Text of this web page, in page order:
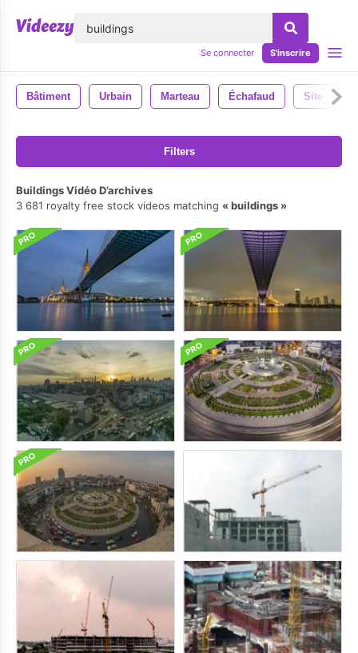
Se connecter S'inscrire
Bâtiment Urbain Marteau Échafaud Site
Filters
Buildings Vidéo D’archives
3 681 royalty free stock videos matching
buildings